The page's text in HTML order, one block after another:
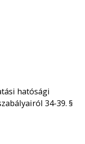
hatósági
34-39. §